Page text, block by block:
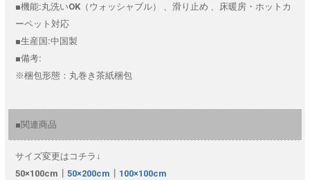
■機能:丸洗いOK（ウォッシャブル） 、滑り止め 、床暖房・ホットカ
ーペット対応
■生産国:中国製
■備考:
※梱包形態：丸巻き茶紙梱包
■関連商品
サイズ変更はコチラ↓
50×100cm┃ 50×200cm 100×100cm